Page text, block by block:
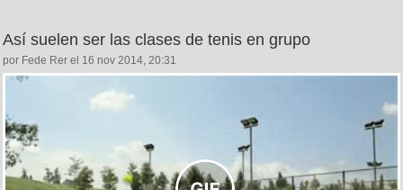
Así suelen ser las clases de tenis en grupo
por Fede Rer el 16 nov 2014, 20:31